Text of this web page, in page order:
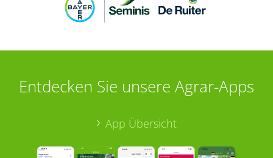
Entdecken Sie unsere Agrar-Apps
App Übersicht